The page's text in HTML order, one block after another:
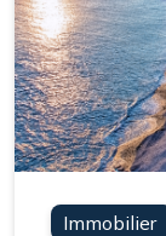
Immobilier